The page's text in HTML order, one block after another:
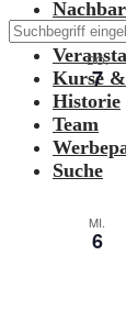
Kurse
Historie
Team
Suche
DO.
7
MI.
6